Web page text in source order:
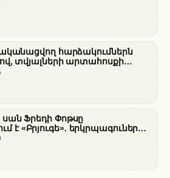
նոր վերաիմաստավորում
հարձակումներն
ով, տվյալների արտահոսքի
են ռեկորդային մակարդակի
սան Ֆրեդի Փոթսը
է «Բրյուգե». երկրպագուների
և ակումբի ռազմավարությունը